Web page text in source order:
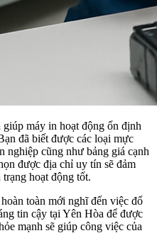
máy in hoạt động ổn định
đã biết được các loại mực
nghiệp cũng như bảng giá cạnh
được địa chỉ uy tín sẽ đảm
hoạt động tốt.
toàn mới nghĩ đến việc đổ
tin cậy tại Yên Hòa để được
mạnh sẽ giúp công việc của